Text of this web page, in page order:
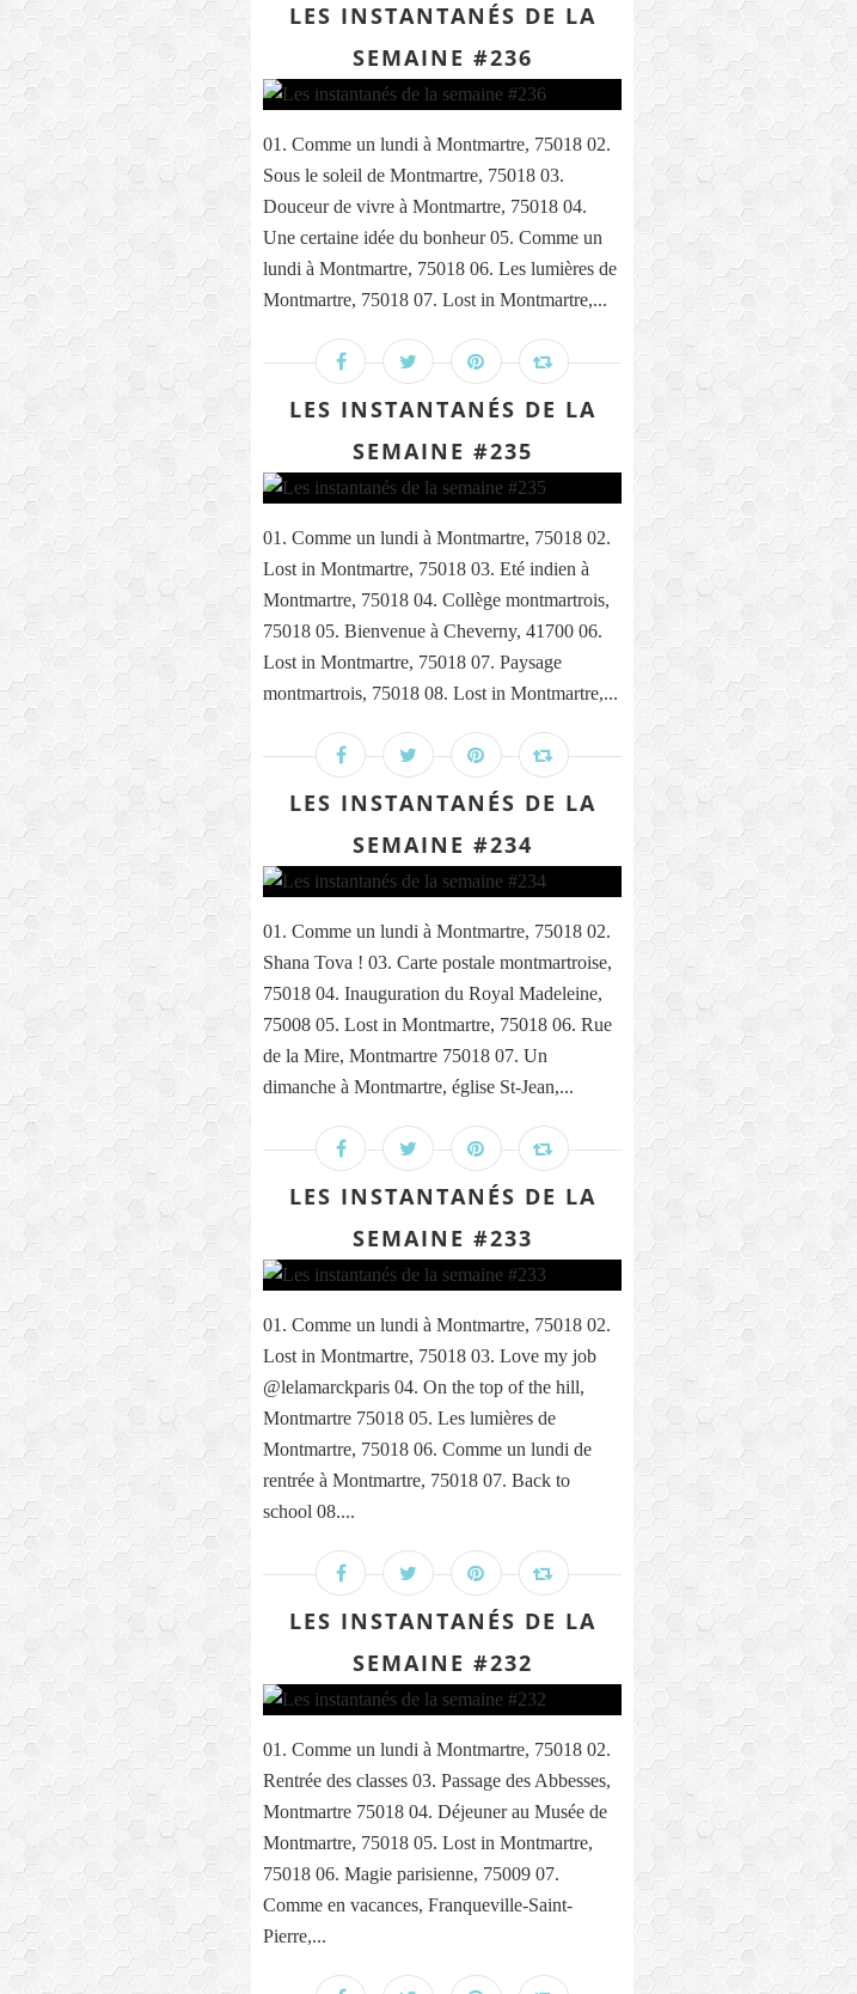
LES INSTANTANÉS DE LA
SEMAINE #236
01. Comme un lundi à Montmartre, 75018 02.
Sous le soleil de Montmartre, 75018 03.
Douceur de vivre à Montmartre, 75018 04.
Une certaine idée du bonheur 05. Comme un
lundi à Montmartre, 75018 06. Les lumières de
Montmartre, 75018 07. Lost in Montmartre,...
LES INSTANTANÉS DE LA
SEMAINE #235
01. Comme un lundi à Montmartre, 75018 02.
Lost in Montmartre, 75018 03. Eté indien à
Montmartre, 75018 04. Collège montmartrois,
75018 05. Bienvenue à Cheverny, 41700 06.
Lost in Montmartre, 75018 07. Paysage
montmartrois, 75018 08. Lost in Montmartre,...
LES INSTANTANÉS DE LA
SEMAINE #234
01. Comme un lundi à Montmartre, 75018 02.
Shana Tova ! 03. Carte postale montmartroise,
75018 04. Inauguration du Royal Madeleine,
75008 05. Lost in Montmartre, 75018 06. Rue
de la Mire, Montmartre 75018 07. Un
dimanche à Montmartre, église St-Jean,...
LES INSTANTANÉS DE LA
SEMAINE #233
01. Comme un lundi à Montmartre, 75018 02.
Lost in Montmartre, 75018 03. Love my job
@lelamarckparis 04. On the top of the hill,
Montmartre 75018 05. Les lumières de
Montmartre, 75018 06. Comme un lundi de
rentrée à Montmartre, 75018 07. Back to
school 08....
LES INSTANTANÉS DE LA
SEMAINE #232
01. Comme un lundi à Montmartre, 75018 02.
Rentrée des classes 03. Passage des Abbesses,
Montmartre 75018 04. Déjeuner au Musée de
Montmartre, 75018 05. Lost in Montmartre,
75018 06. Magie parisienne, 75009 07.
Comme en vacances, Franqueville-Saint-
Pierre,...